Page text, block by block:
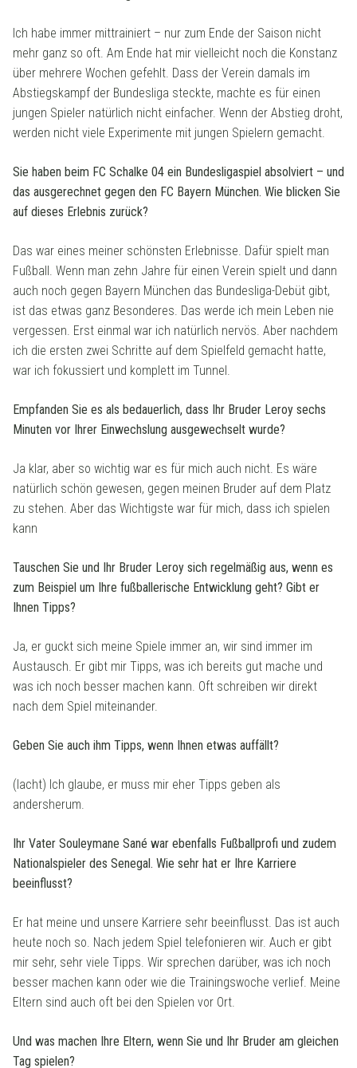
Ich habe immer mittrainiert – nur zum Ende der Saison nicht
mehr ganz so oft. Am Ende hat mir vielleicht noch die Konstanz
über mehrere Wochen gefehlt. Dass der Verein damals im
Abstiegskampf der Bundesliga steckte, machte es für einen
jungen Spieler natürlich nicht einfacher. Wenn der Abstieg droht,
werden nicht viele Experimente mit jungen Spielern gemacht.
Sie haben beim FC Schalke 04 ein Bundesligaspiel absolviert – und
das ausgerechnet gegen den FC Bayern München. Wie blicken Sie
auf dieses Erlebnis zurück?
Das war eines meiner schönsten Erlebnisse. Dafür spielt man
Fußball. Wenn man zehn Jahre für einen Verein spielt und dann
auch noch gegen Bayern München das Bundesliga-Debüt gibt,
ist das etwas ganz Besonderes. Das werde ich mein Leben nie
vergessen. Erst einmal war ich natürlich nervös. Aber nachdem
ich die ersten zwei Schritte auf dem Spielfeld gemacht hatte,
war ich fokussiert und komplett im Tunnel.
Empfanden Sie es als bedauerlich, dass Ihr Bruder Leroy sechs
Minuten vor Ihrer Einwechslung ausgewechselt wurde?
Ja klar, aber so wichtig war es für mich auch nicht. Es wäre
natürlich schön gewesen, gegen meinen Bruder auf dem Platz
zu stehen. Aber das Wichtigste war für mich, dass ich spielen
kann
Tauschen Sie und Ihr Bruder Leroy sich regelmäßig aus, wenn es
zum Beispiel um Ihre fußballerische Entwicklung geht? Gibt er
Ihnen Tipps?
Ja, er guckt sich meine Spiele immer an, wir sind immer im
Austausch. Er gibt mir Tipps, was ich bereits gut mache und
was ich noch besser machen kann. Oft schreiben wir direkt
nach dem Spiel miteinander.
Geben Sie auch ihm Tipps, wenn Ihnen etwas auffällt?
(lacht) Ich glaube, er muss mir eher Tipps geben als
andersherum.
Ihr Vater Souleymane Sané war ebenfalls Fußballprofi und zudem
Nationalspieler des Senegal. Wie sehr hat er Ihre Karriere
beeinflusst?
Er hat meine und unsere Karriere sehr beeinflusst. Das ist auch
heute noch so. Nach jedem Spiel telefonieren wir. Auch er gibt
mir sehr, sehr viele Tipps. Wir sprechen darüber, was ich noch
besser machen kann oder wie die Trainingswoche verlief. Meine
Eltern sind auch oft bei den Spielen vor Ort.
Und was machen Ihre Eltern, wenn Sie und Ihr Bruder am gleichen
Tag spielen?